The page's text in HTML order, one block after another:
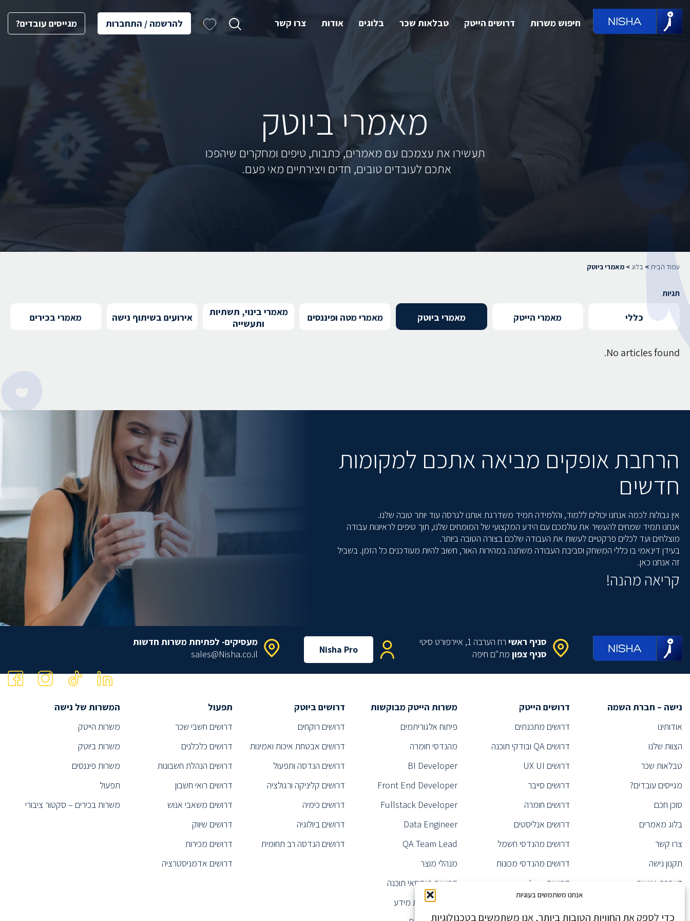
אנחנו משתמשים בעוגיות
כדי לספק את החוויות הטובות ביותר, אנו משתמשים בטכנולוגיות
חיפוש משרות דרושים הייטק טבלאות שכר בלוגים אודות צרו קשר להרשמה / התחברות מגייסים עובדים?
מאמרי ביוטק
תעשירו את עצמכם עם מאמרים, כתבות, טיפים ומחקרים שיהפכו
אתכם לעובדים טובים, חדים ויצירתיים מאי פעם.
עמוד הבית> בלוג> מאמרי ביוטק
תגיות
כללי מאמרי הייטק מאמרי ביוטק מאמרי מטה ופיננסים
מאמרי בינוי, תשתיות
ותעשייה
אירועים בשיתוף נישה מאמרי בכירים
No articles found.
הרחבת אופקים מביאה אתכם למקומות
חדשים
אין גבולות לכמה אנחנו יכולים ללמוד, והלמידה תמיד משדרגת אותנו לגרסה עוד יותר טובה שלנו.
אנחנו תמיד שמחים להעשיר את עולמכם עם הידע המקצועי של המומחים שלנו, תוך טיפים לראיונות עבודה
מוצלחים ועד לכלים פרקטיים לעשות את העבודה שלכם בצורה הטובה ביותר.
בעידן דינאמי בו כללי המשחק וסביבת העבודה משתנה במהירות האור, חשוב להיות מעודכנים כל הזמן. בשביל
זה אנחנו כאן.
קריאה מהנה!
סניף ראשי רח הערבה 1, איירפורט סיטי
סניף צפון מת"ם חיפה Nisha Pro
מעסיקים- לפתיחת משרות חדשות
sales@Nisha.co.il
נישה – חברת השמה
אודותינו
הצוות שלנו
טבלאות שכר
מגייסים עובדים?
סוכן חכם
בלוג מאמרים
צרו קשר
תקנון נישה
הצהרת נגישות
דרושים הייטק
דרושים מתכנתים
דרושים QA ובודקי תוכנה
דרושים UX UI
דרושים סייבר
דרושים חומרה
דרושים אנליסטים
דרושים מהנדסי חשמל
דרושים מהנדסי מכונות
דרושים Java
משרות הייטק מבוקשות
פיתוח אלגוריתמים
מהנדסי חומרה
BI Developer
Front End Developer
Fullstack Developer
Data Engineer
QA Team Lead
מנהלי מוצר
דרושים הנדסאי תוכנה
מנהל מערכות מידע
דרושים ביוטק
דרושים רוקחים
דרושים אבטחת איכות ואמינות
דרושים הנדסה ותפעול
דרושים קליניקה ורגולציה
דרושים כימיה
דרושים ביולוגיה
דרושים הנדסה רב תחומית
תפעול
דרושים חשבי שכר
דרושים כלכלנים
דרושים הנהלת חשבונות
דרושים רואי חשבון
דרושים משאבי אנוש
דרושים שיווק
דרושים מכירות
דרושים אדמניסטרציה
המשרות של נישה
משרות הייטק
משרות ביוטק
משרות פיננסים
תפעול
משרות בכירים – סקטור ציבורי